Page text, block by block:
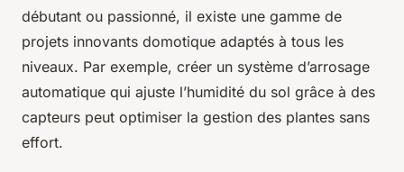
débutant ou passionné, il existe une gamme de
projets innovants domotique adaptés à tous les
niveaux. Par exemple, créer un système d’arrosage
automatique qui ajuste l’humidité du sol grâce à des
capteurs peut optimiser la gestion des plantes sans
effort.